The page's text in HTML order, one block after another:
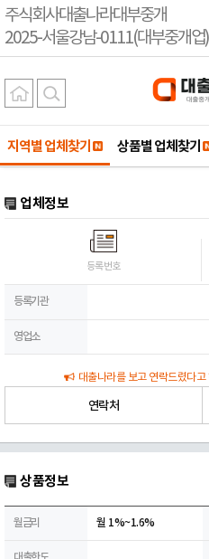
주식회사대출나라대부중개
2025-서울강남-0111(대부중개업)
지역별 업체찾기 상품별 업체찾기
업체정보
등록번호
등록기관
영업소
대출나라를 보고 연락드렸다
연락처
상품정보
월금리 월 1%~1.6%